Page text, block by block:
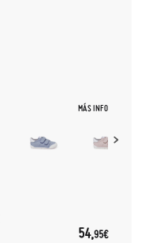
MÁS INFO
54,95€